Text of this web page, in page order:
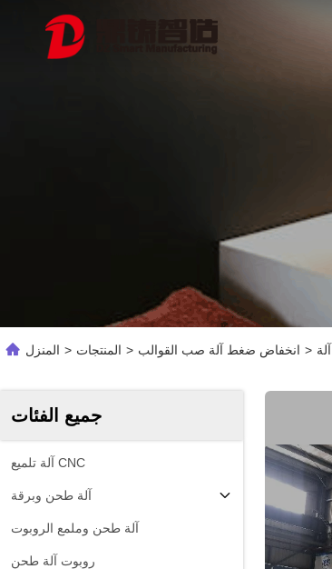
المنزل > المنتجات > انخفاض ضغط آلة صب القوالب >
جميع الفئات
آلة تلميع CNC
آلة طحن وبرقة
آلة طحن وملمع الروبوت
روبوت آلة طحن